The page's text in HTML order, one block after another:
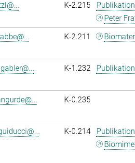
K-2.215
Peter
K-2.211
K-1.232
K-0.235
K-0.214